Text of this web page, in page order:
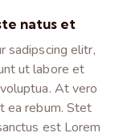
natus et
sadipscing elitr,
ut labore et
At vero
ea rebum. Stet
est Lorem